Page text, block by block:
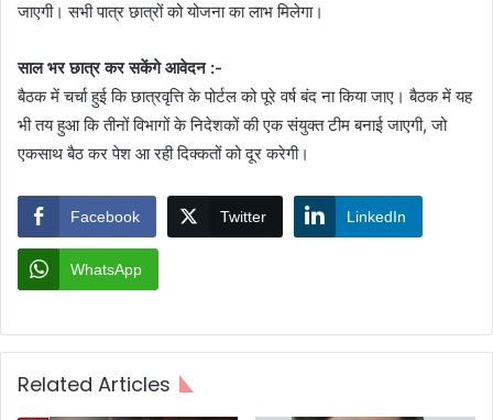
जाएगी। सभी पात्र छात्रों को योजना का लाभ मिलेगा।
साल भर छात्र कर सकेंगे आवेदन :-
बैठक में चर्चा हुई कि छात्रवृत्ति के पोर्टल को पूरे वर्ष बंद ना किया जाए। बैठक में यह
भी तय हुआ कि तीनों विभागों के निदेशकों की एक संयुक्त टीम बनाई जाएगी, जो
एकसाथ बैठ कर पेश आ रही दिक्कतों को दूर करेगी।
Facebook Twitter LinkedIn
WhatsApp
Related Articles